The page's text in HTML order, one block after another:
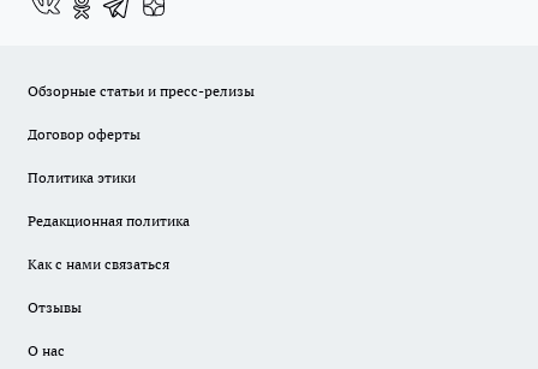
Обзорные статьи и пресс-релизы
Договор оферты
Политика этики
Редакционная политика
Как с нами связаться
Отзывы
О нас